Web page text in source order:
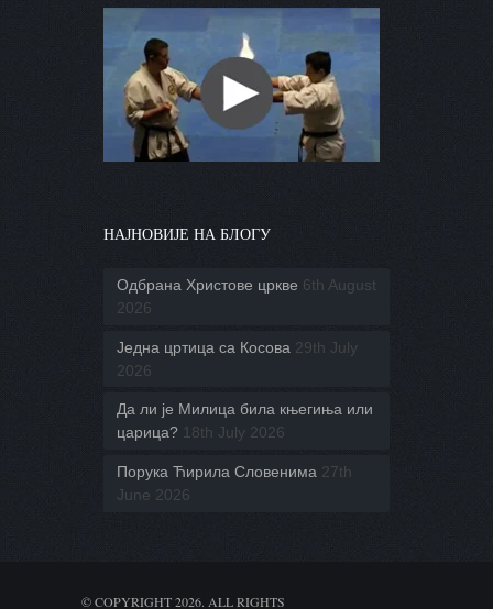
НАЈНОВИЈЕ НА БЛОГУ
Одбрана Христове цркве 6th August
2026
Једна цртица са Косова 29th July
2026
Да ли је Милица била књегиња или
царица? 18th July 2026
Порука Ћирила Словенима 27th
June 2026
© COPYRIGHT 2026. ALL RIGHTS